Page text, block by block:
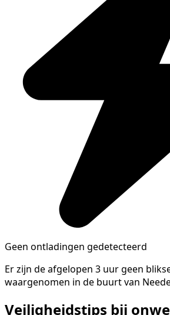
Geen ontladingen gedetecteerd
Er zijn de afgelopen 3 uur geen
waargenomen in de buurt van
Veiligheidstips bij